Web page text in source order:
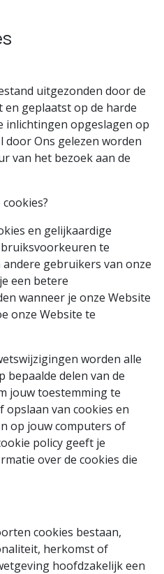
uitgezonden door de
geplaatst op de harde
inlichtingen opgeslagen op
door Ons gelezen worden
van het bezoek aan de
en gelijkaardige
te
gebruikers van onze
een betere
wanneer je onze Website
onze Website te
worden alle
bepaalde delen van de
jouw toestemming te
van cookies en
op jouw computers of
policy geeft je
over de cookies die
cookies bestaan,
herkomst of
hoofdzakelijk een